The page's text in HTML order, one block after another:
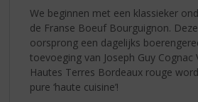
We beginnen met een klassieker
de Franse Boeuf Bourguignon.
oorsprong een dagelijks
toevoeging van Joseph Guy Cognac
Hautes Terres Bordeaux rouge
pure ‘haute cuisine’!